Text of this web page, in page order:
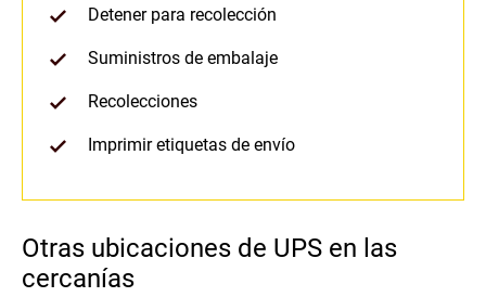
Detener para recolección
Suministros de embalaje
Recolecciones
Imprimir etiquetas de envío
Otras ubicaciones de UPS en las
cercanías